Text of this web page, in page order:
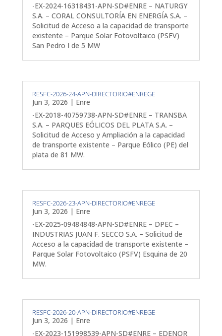
-EX-2024-16318431-APN-SD#ENRE – NATURGY
S.A. – CORAL CONSULTORÍA EN ENERGÍA S.A. –
Solicitud de Acceso a la capacidad de transporte
existente – Parque Solar Fotovoltaico (PSFV)
San Pedro I de 5 MW
RESFC-2026-24-APN-DIRECTORIO#ENREGE
Jun 3, 2026 | Enre
-EX-2018-40759738-APN-SD#ENRE – TRANSBA
S.A. – PARQUES EÓLICOS DEL PLATA S.A. –
Solicitud de Acceso y Ampliación a la capacidad
de transporte existente – Parque Eólico (PE) del
plata de 81 MW.
RESFC-2026-23-APN-DIRECTORIO#ENREGE
Jun 3, 2026 | Enre
-EX-2025-09484848-APN-SD#ENRE – DPEC –
INDUSTRIAS JUAN F. SECCO S.A. – Solicitud de
Acceso a la capacidad de transporte existente –
Parque Solar Fotovoltaico (PSFV) Esquina de 20
MW.
RESFC-2026-20-APN-DIRECTORIO#ENREGE
Jun 3, 2026 | Enre
-EX-2023-151998539-APN-SD#ENRE – EDENOR